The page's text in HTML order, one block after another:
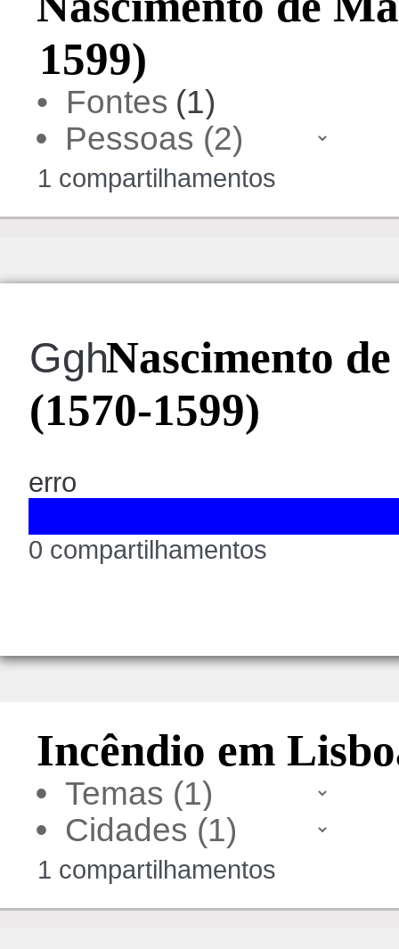
1599)
• Fontes(1)
•
1 compartilhamentos
GghNascimento
(1570-1599)
erro
0 compartilhamentos
Incêndio em
•
•
1 compartilhamentos